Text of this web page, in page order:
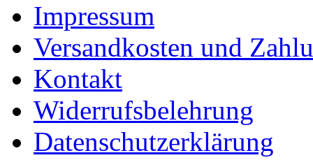
Impressum
Versandkosten und
Kontakt
Widerrufsbelehrung
Datenschutzerklärung